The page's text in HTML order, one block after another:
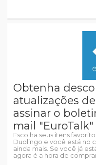
Obtenha
atualizações
assinar o
mail "EuroTalk"
Escolha seus itens
Duolingo e você está no
ainda mais. Se você já
agora é a hora de